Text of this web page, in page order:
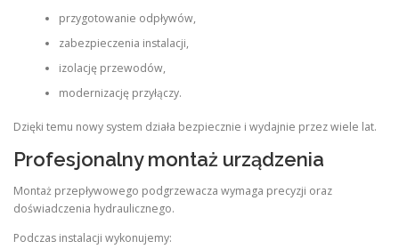
przygotowanie odpływów,
zabezpieczenia instalacji,
izolację przewodów,
modernizację przyłączy.
Dzięki temu nowy system działa bezpiecznie i wydajnie przez wiele lat.
Profesjonalny montaż urządzenia
Montaż przepływowego podgrzewacza wymaga precyzji oraz
doświadczenia hydraulicznego.
Podczas instalacji wykonujemy: